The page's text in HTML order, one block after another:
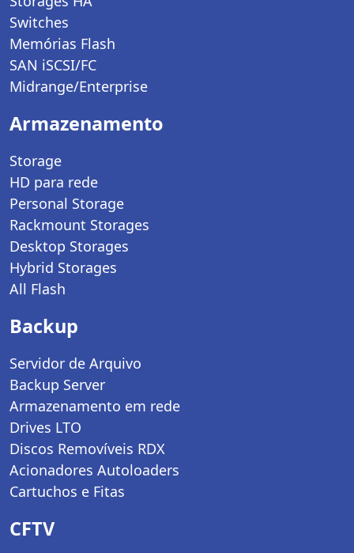
Switches
Memórias Flash
SAN iSCSI/FC
Midrange/Enterprise
Armazenamento
Storage
HD para rede
Personal Storage
Rackmount Storages
Desktop Storages
Hybrid Storages
All Flash
Backup
Servidor de Arquivo
Backup Server
Armazenamento em rede
Drives LTO
Discos Removíveis RDX
Acionadores Autoloaders
Cartuchos e Fitas
CFTV